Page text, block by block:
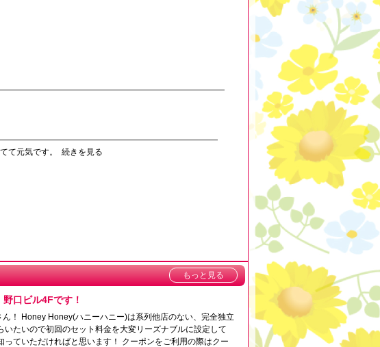
て元気です。 続きを見る
もっと見る
口ビル4Fです！
！ Honey Honey(ハニーハニー)は系列他店のない、完全独立
いたいので初回のセット料金を大変リーズナブルに設定して
っていただければと思います！ クーポンをご利用の際はクー